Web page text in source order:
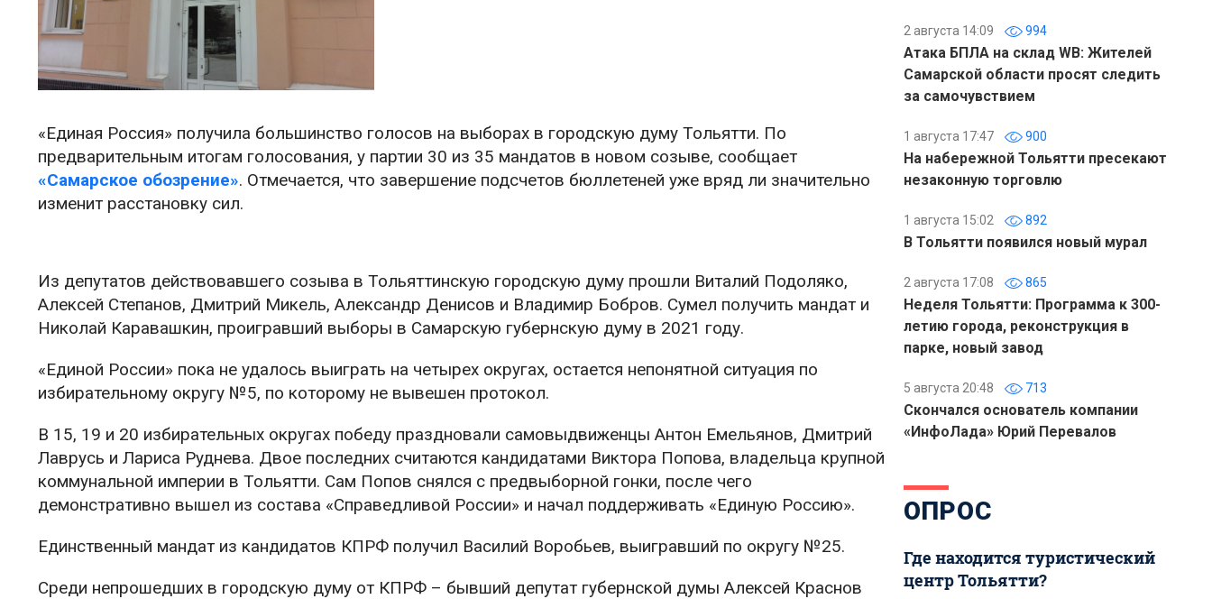
«Единая Россия» получила большинство голосов на выборах в городскую думу Тольятти. По
предварительным итогам голосования, у партии 30 из 35 мандатов в новом созыве, сообщает
«Самарское обозрение». Отмечается, что завершение подсчетов бюллетеней уже вряд ли значительно
изменит расстановку сил.
Из депутатов действовавшего созыва в Тольяттинскую городскую думу прошли Виталий Подоляко,
Алексей Степанов, Дмитрий Микель, Александр Денисов и Владимир Бобров. Сумел получить мандат и
Николай Каравашкин, проигравший выборы в Самарскую губернскую думу в 2021 году.
«Единой России» пока не удалось выиграть на четырех округах, остается непонятной ситуация по
избирательному округу №5, по которому не вывешен протокол.
В 15, 19 и 20 избирательных округах победу праздновали самовыдвиженцы Антон Емельянов, Дмитрий
Лаврусь и Лариса Руднева. Двое последних считаются кандидатами Виктора Попова, владельца крупной
коммунальной империи в Тольятти. Сам Попов снялся с предвыборной гонки, после чего
демонстративно вышел из состава «Справедливой России» и начал поддерживать «Единую Россию».
Единственный мандат из кандидатов КПРФ получил Василий Воробьев, выигравший по округу №25.
Среди непрошедших в городскую думу от КПРФ – бывший депутат губернской думы Алексей Краснов
2 августа 14:09 994
Атака БПЛА на склад WB: Жителей
Самарской области просят следить
за самочувствием
1 августа 17:47 900
На набережной Тольятти пресекают
незаконную торговлю
1 августа 15:02 892
В Тольятти появился новый мурал
2 августа 17:08 865
Неделя Тольятти: Программа к 300-
летию города, реконструкция в
парке, новый завод
5 августа 20:48 713
Скончался основатель компании
«ИнфоЛада» Юрий Перевалов
ОПРОС
Где находится туристический
центр Тольятти?